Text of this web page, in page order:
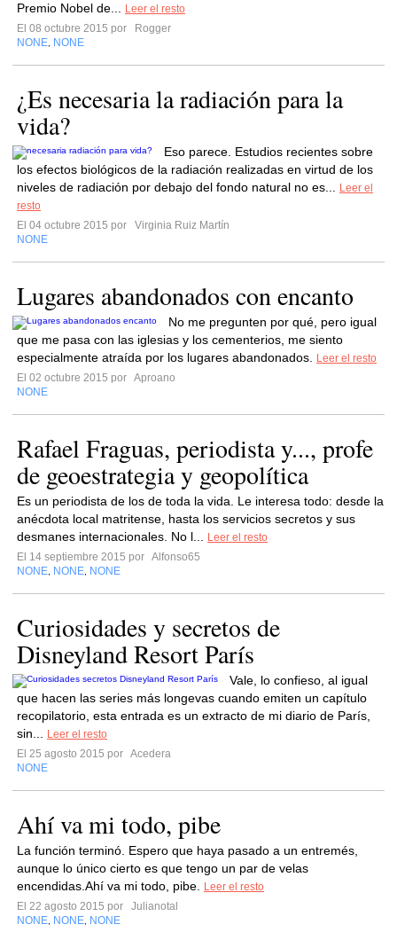
Premio Nobel de...
Leer el resto
El 08 octubre 2015 por
Rogger
NONE NONE
¿Es necesaria la radiación para la
vida?
Eso parece. Estudios recientes sobre
los efectos biológicos de la radiación realizadas en virtud de los
niveles de radiación por debajo del fondo natural no es...
Leer el
resto
El 04 octubre 2015 por
Virginia Ruiz Martín
NONE
Lugares abandonados con encanto
No me pregunten por qué, pero igual
que me pasa con las iglesias y los cementerios, me siento
especialmente atraída por los lugares abandonados.
Leer el resto
El 02 octubre 2015 por Aproano
NONE
Rafael Fraguas, periodista y..., profe
de geoestrategia y geopolítica
Es un periodista de los de toda la vida. Le interesa todo: desde la
anécdota local matritense, hasta los servicios secretos y sus
desmanes internacionales. No l...
Leer el resto
El 14 septiembre 2015 por Alfonso65
NONE NONE NONE
Curiosidades y secretos de
Disneyland Resort París
Vale, lo confieso, al igual
que hacen las series más longevas cuando emiten un capítulo
recopilatorio, esta entrada es un extracto de mi diario de París,
sin...
Leer el resto
El 25 agosto 2015 por Acedera
NONE
Ahí va mi todo, pibe
La función terminó. Espero que haya pasado a un entremés,
aunque lo único cierto es que tengo un par de velas
encendidas.Ahí va mi todo, pibe.
Leer el resto
El 22 agosto 2015 por
Julianotal
NONE NONE NONE